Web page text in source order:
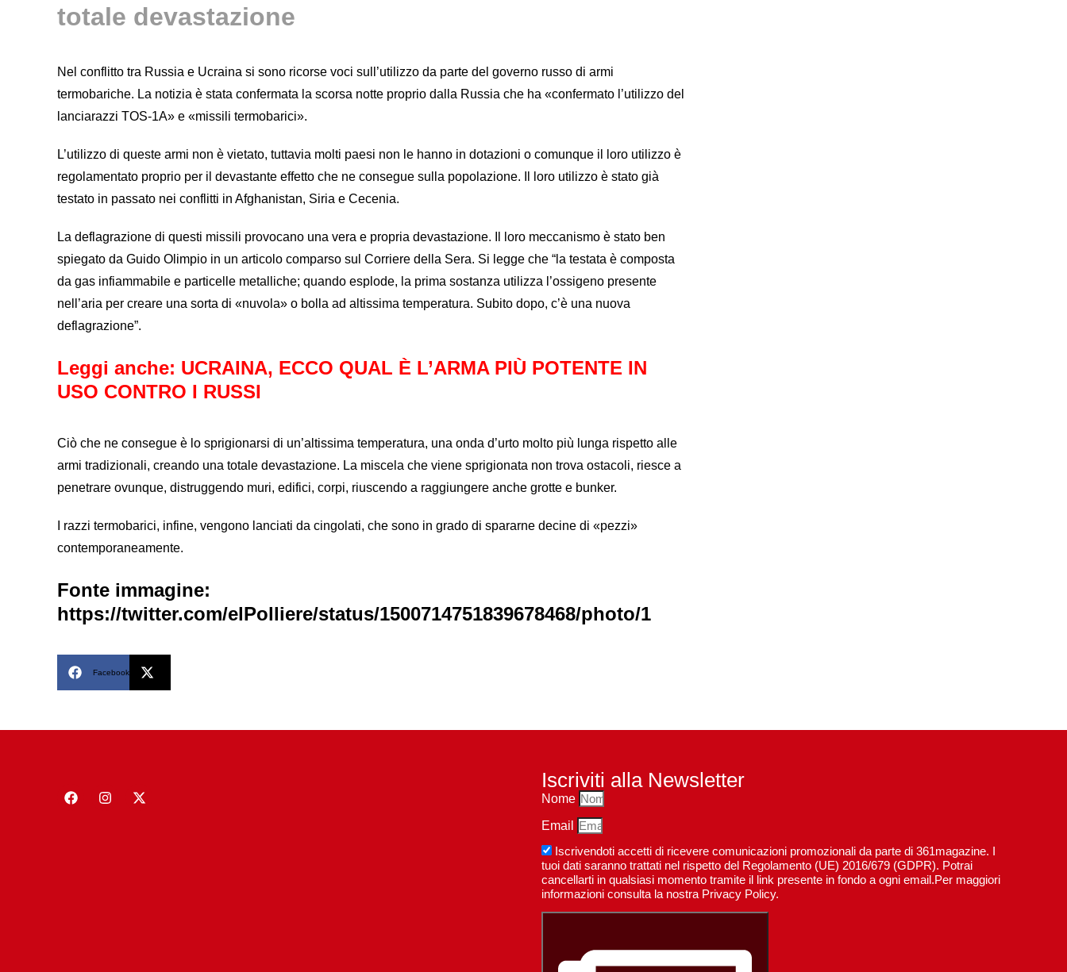
totale devastazione
Nel conflitto tra Russia e Ucraina si sono ricorse voci sull’utilizzo da parte del governo russo di armi
termobariche. La notizia è stata confermata la scorsa notte proprio dalla Russia che ha «confermato l’utilizzo del
lanciarazzi TOS-1A» e «missili termobarici».
L’utilizzo di queste armi non è vietato, tuttavia molti paesi non le hanno in dotazioni o comunque il loro utilizzo è
regolamentato proprio per il devastante effetto che ne consegue sulla popolazione. Il loro utilizzo è stato già
testato in passato nei conflitti in Afghanistan, Siria e Cecenia.
La deflagrazione di questi missili provocano una vera e propria devastazione. Il loro meccanismo è stato ben
spiegato da Guido Olimpio in un articolo comparso sul Corriere della Sera. Si legge che “la testata è composta
da gas infiammabile e particelle metalliche; quando esplode, la prima sostanza utilizza l’ossigeno presente
nell’aria per creare una sorta di «nuvola» o bolla ad altissima temperatura. Subito dopo, c’è una nuova
deflagrazione”.
Leggi anche: UCRAINA, ECCO QUAL È L’ARMA PIÙ POTENTE IN
USO CONTRO I RUSSI
Ciò che ne consegue è lo sprigionarsi di un’altissima temperatura, una onda d’urto molto più lunga rispetto alle
armi tradizionali, creando una totale devastazione. La miscela che viene sprigionata non trova ostacoli, riesce a
penetrare ovunque, distruggendo muri, edifici, corpi, riuscendo a raggiungere anche grotte e bunker.
I razzi termobarici, infine, vengono lanciati da cingolati, che sono in grado di spararne decine di «pezzi»
contemporaneamente.
Fonte immagine:
https://twitter.com/elPolliere/status/1500714751839678468/photo/1
Facebook
Iscriviti alla Newsletter
Nome
Email
Iscrivendoti accetti di ricevere comunicazioni promozionali da parte di 361magazine. I
tuoi dati saranno trattati nel rispetto del Regolamento (UE) 2016/679 (GDPR). Potrai
cancellarti in qualsiasi momento tramite il link presente in fondo a ogni email.Per maggiori
informazioni consulta la nostra Privacy Policy.